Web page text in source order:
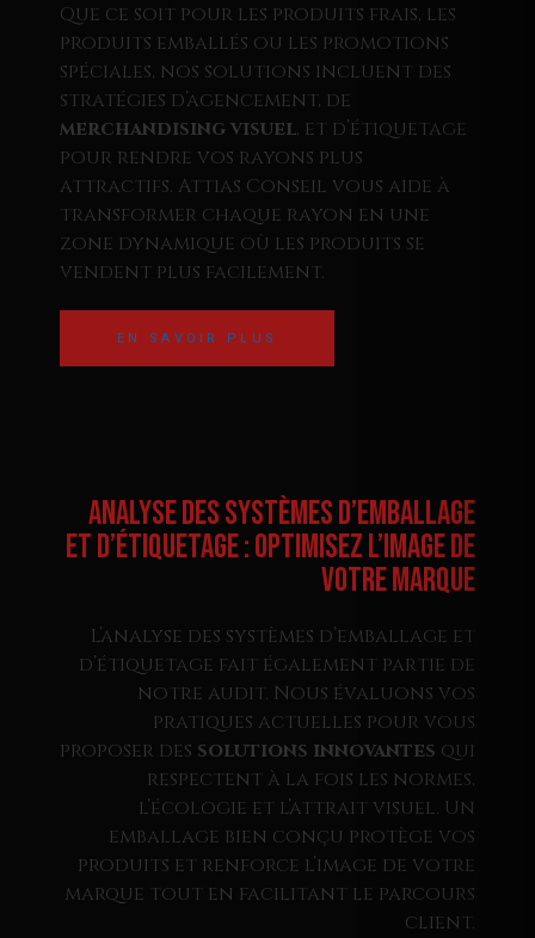
Que ce soit pour les produits frais, les
produits emballés ou les promotions
spéciales, nos solutions incluent des
stratégies d’agencement, de
merchandising visuel, et d’étiquetage
pour rendre vos rayons plus
attractifs. Attias Conseil vous aide à
transformer chaque rayon en une
zone dynamique où les produits se
vendent plus facilement.
EN SAVOIR PLUS
Analyse des Systèmes d’Emballage
et d’Étiquetage : Optimisez l’Image de
Votre Marque
L’analyse des systèmes d’emballage et
d’étiquetage fait également partie de
notre audit. Nous évaluons vos
pratiques actuelles pour vous
proposer des solutions innovantes qui
respectent à la fois les normes,
l’écologie et l’attrait visuel. Un
emballage bien conçu protège vos
produits et renforce l’image de votre
marque tout en facilitant le parcours
client.